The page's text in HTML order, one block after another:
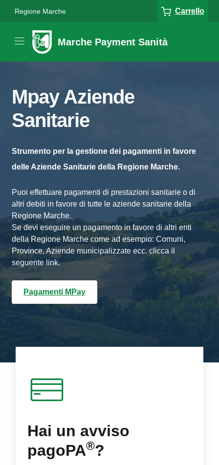
Regione Marche Carrello
Marche Payment Sanità
Mpay Aziende
Sanitarie
Strumento per la gestione dei pagamenti in favore
delle Aziende Sanitarie della Regione Marche.
Puoi effettuare pagamenti di prestazioni sanitarie o di
altri debiti in favore di tutte le aziende sanitarie della
Regione Marche.
Se devi eseguire un pagamento in favore di altri enti
della Regione Marche come ad esempio: Comuni,
Province, Aziende municipalizzate ecc. clicca il
seguente link.
Pagamenti MPay
Hai un avviso
pagoPA®?